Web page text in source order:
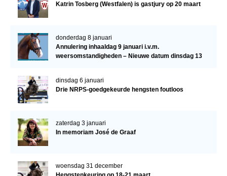
Katrin Tosberg (Westfalen) is gastjury op 20 maart
donderdag 8 januari
Annulering inhaaldag 9 januari i.v.m.
weersomstandigheden – Nieuwe datum dinsdag 13
dinsdag 6 januari
Drie NRPS-goedgekeurde hengsten foutloos
zaterdag 3 januari
In memoriam José de Graaf
woensdag 31 december